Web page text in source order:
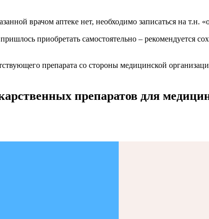
врачом аптеке нет, необходимо записаться на т.н.
приобретать самостоятельно – рекомендуется
препарата со стороны медицинской
препаратов для